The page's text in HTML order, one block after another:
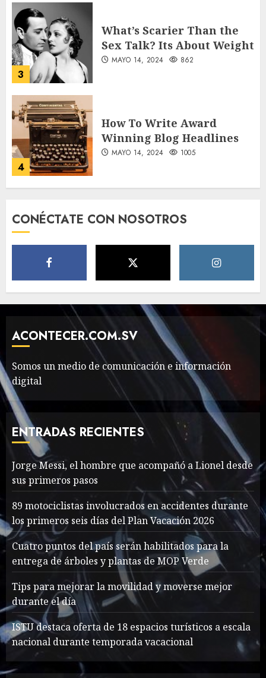
3
What’s Scarier Than the
Sex Talk? Its About Weight
MAYO 14, 2024 862
4
How To Write Award
Winning Blog Headlines
MAYO 14, 2024 1005
How Many of These Italian
MAYO 14, 2024 811
Need to Know About the
Classic Cars in a Retro
Movie?
MAYO 14, 2024 799
7
The full story of
Thailand’s extraordinary
cave rescue
MAYO 14, 2024 1005
1
Jorge Messi, el hombre
que acompañó a Lionel
desde sus primeros pasos
AGOSTO 8, 2026 44
2
Searching for the
forgotten heroes of World
War Two
MAYO 14, 2024 861
CONÉCTATE CON NOSOTROS
ACONTECER.COM.SV
Somos un medio de comunicación e información
digital
ENTRADAS RECIENTES
Jorge Messi, el hombre que acompañó a Lionel desde
sus primeros pasos
89 motociclistas involucrados en accidentes durante
los primeros seis días del Plan Vacación 2026
Cuatro puntos del país serán habilitados para la
entrega de árboles y plantas de MOP Verde
Tips para mejorar la movilidad y moverse mejor
durante el día
ISTU destaca oferta de 18 espacios turísticos a escala
nacional durante temporada vacacional